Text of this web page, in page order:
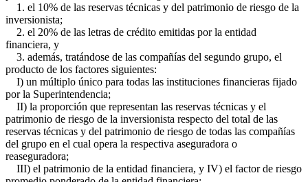
1. el 10% de las reservas técnicas y del patrimonio de riesgo de la
inversionista;
2. el 20% de las letras de crédito emitidas por la entidad
financiera, y
3. además, tratándose de las compañías del segundo grupo, el
producto de los factores siguientes:
I) un múltiplo único para todas las instituciones financieras fijado
por la Superintendencia;
II) la proporción que representan las reservas técnicas y el
patrimonio de riesgo de la inversionista respecto del total de las
reservas técnicas y del patrimonio de riesgo de todas las compañías
del grupo en el cual opera la respectiva aseguradora o
reaseguradora;
III) el patrimonio de la entidad financiera, y IV) el factor de riesgo